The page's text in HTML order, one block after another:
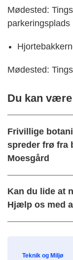
Mødested:
parkeringsplads
Mødested:
Du kan være
Frivillige
spreder frø fra
Moesgård
Kan du lide at
Hjælp os med
Teknik og Miljø